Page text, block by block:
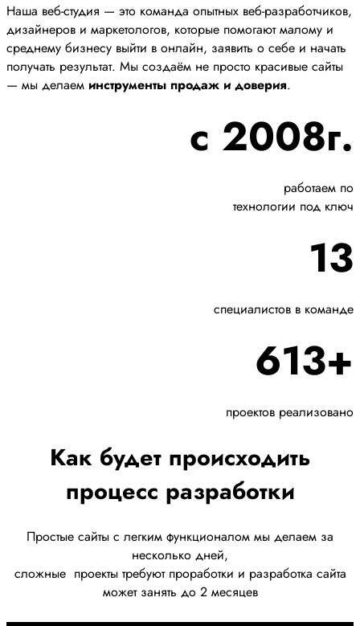
Наша веб-студия — это команда опытных веб-разработчиков,
дизайнеров и маркетологов, которые помогают малому и
среднему бизнесу выйти в онлайн, заявить о себе и начать
получать результат. Мы создаём не просто красивые сайты
— мы делаем инструменты продаж и доверия.
с 2008г.
работаем по
технологии под ключ
13
специалистов в команде
613+
проектов реализовано
Как будет происходить
процесс разработки
Простые сайты с легким функционалом мы делаем за
несколько дней,
сложные проекты требуют проработки и разработка сайта
может занять до 2 месяцев